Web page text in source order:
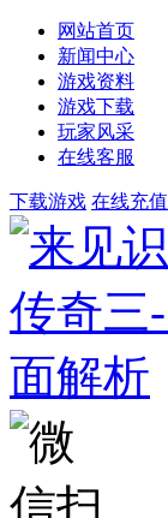
网站首页
新闻中心
游戏资料
游戏下载
玩家风采
在线客服
下载游戏 在线充值